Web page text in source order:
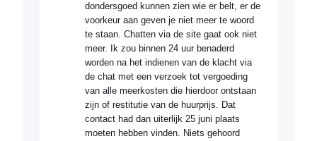
dondersgoed kunnen zien wie er belt, er de
voorkeur aan geven je niet meer te woord
te staan. Chatten via de site gaat ook niet
meer. Ik zou binnen 24 uur benaderd
worden na het indienen van de klacht via
de chat met een verzoek tot vergoeding
van alle meerkosten die hierdoor ontstaan
zijn of restitutie van de huurprijs. Dat
contact had dan uiterlijk 25 juni plaats
moeten hebben vinden. Niets gehoord